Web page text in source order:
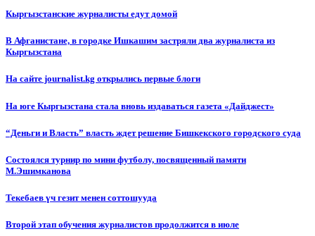
Кыргызстанские журналисты едут домой
В Афганистане, в городке Ишкашим застряли два журналиста из
Кыргызстана
На сайте journalist.kg открылись первые блоги
На юге Кыргызстана стала вновь издаваться газета «Дайджест»
“Деньги и Власть” власть ждет решение Бишкекского городского суда
Состоялся турнир по мини футболу, посвященный памяти
М.Эшимканова
Текебаев үч гезит менен соттошууда
Второй этап обучения журналистов продолжится в июле